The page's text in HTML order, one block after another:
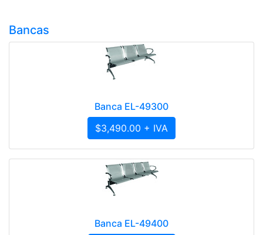
Bancas
Banca EL-49300
$3,490.00 + IVA
Banca EL-49400